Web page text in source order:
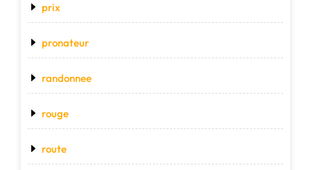
prix
pronateur
randonnee
rouge
route